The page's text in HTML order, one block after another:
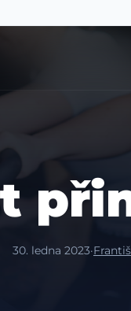
30. ledna 2023·